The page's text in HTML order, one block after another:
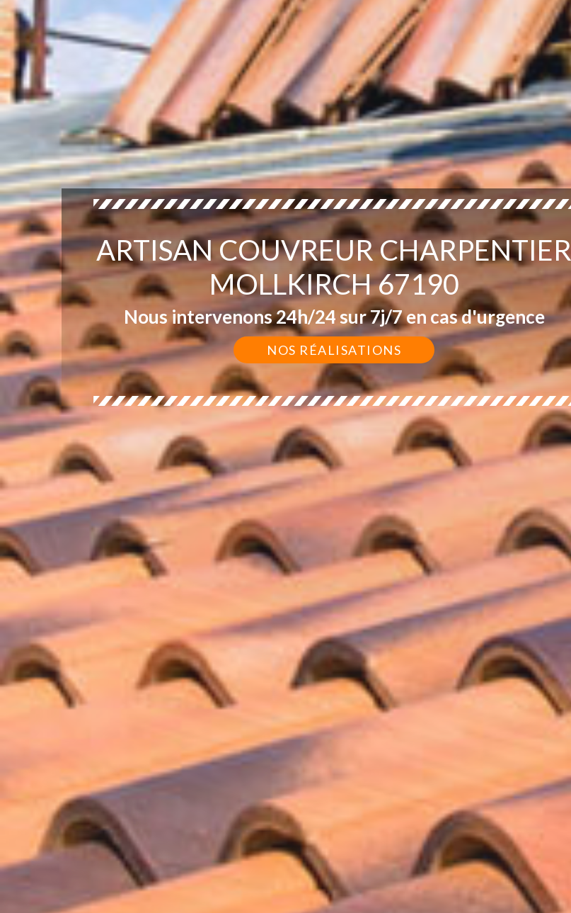
ARTISAN COUVREUR CHARPENTIER
MOLLKIRCH 67190
Nous intervenons 24h/24 sur 7j/7 en cas d'urgence
NOS RÉALISATIONS